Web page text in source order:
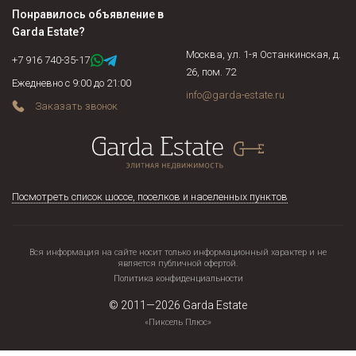
предметов антиквариата, эксклюзивных предметов
интерьера).
Понравилось объявление в
Garda Estate?
+7 916 740-35-17
Ежедневно с 9:00 до 21:00
Заказать звонок
Москва, ул. 1-я Останкинская, д.
26, пом. 72
info@garda-estate.ru
Посмотреть список шоссе, поселков и населенных пунктов
Вся информация на сайте носит только информационный характер и не
является публичной офертой.
Политика конфиденциальности
© 2011—2026 Garda Estate
«Пиксель Плюс»